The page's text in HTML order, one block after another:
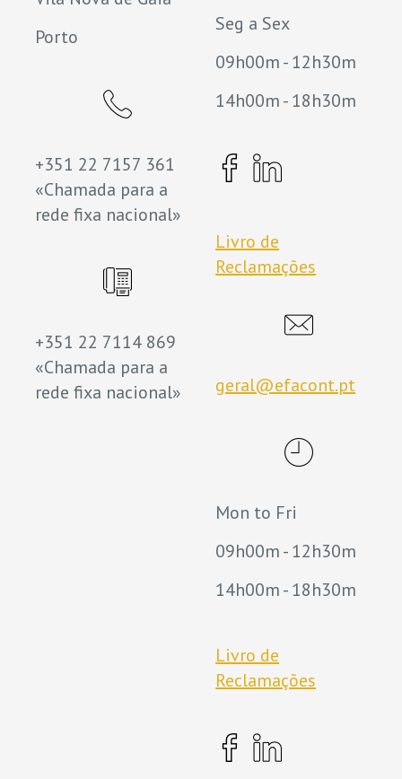
Porto
+351 22 7157 361
«Chamada para a
rede fixa nacional»
+351 22 7114 869
«Chamada para a
rede fixa nacional»
Seg a Sex
09h00m - 12h30m
14h00m - 18h30m
Livro de
Reclamações
geral@efacont.pt
Mon to Fri
09h00m - 12h30m
14h00m - 18h30m
Livro de
Reclamações